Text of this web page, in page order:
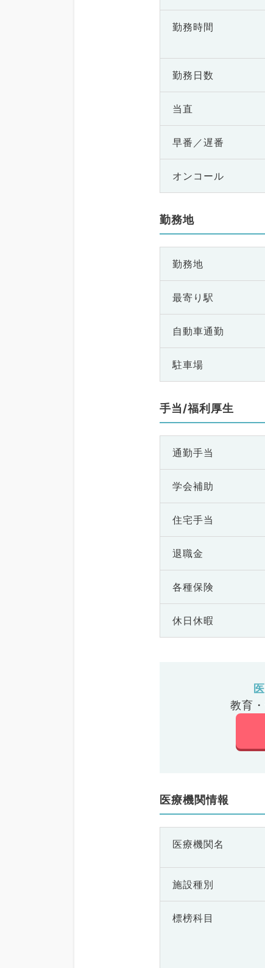
勤務時間
勤務日数
当直
早番／遅番
オンコール
勤務地
勤務地
最寄り駅
自動車通勤
駐車場
手当/福利厚生
通勤手当
学会補助
住宅手当
退職金
各種保険
休日休暇
教育
医療機関情報
医療機関名
施設種別
標榜科目